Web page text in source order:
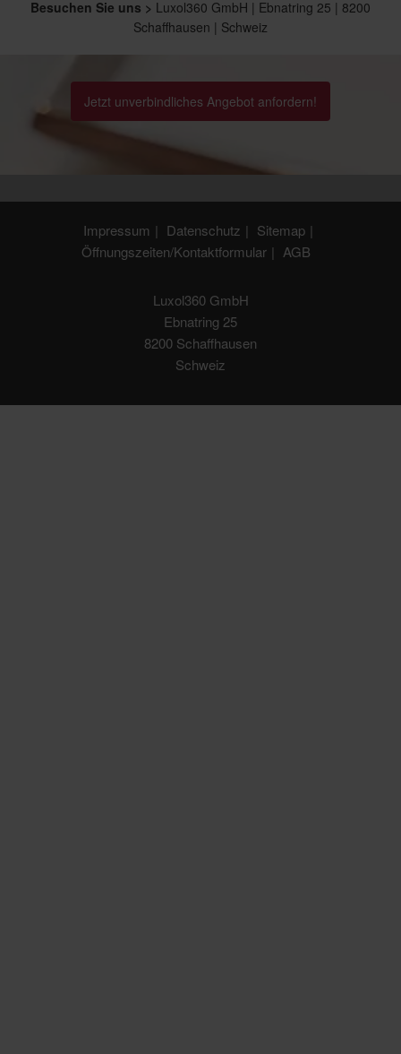
Besuchen Sie uns > Luxol360 GmbH | Ebnatring 25 | 8200
Schaffhausen | Schweiz
Jetzt unverbindliches Angebot anfordern!
Impressum Datenschutz
Sitemap
Öffnungszeiten/Kontaktformular
AGB
Luxol360 GmbH
Ebnatring 25
8200 Schaffhausen
Schweiz